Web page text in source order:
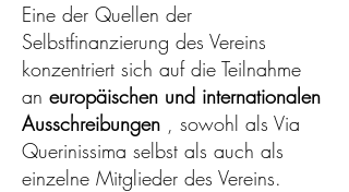
Eine der Quellen der
Selbstfinanzierung des Vereins
konzentriert sich auf die Teilnahme
an europäischen und internationalen
Ausschreibungen , sowohl als Via
Querinissima selbst als auch als
einzelne Mitglieder des Vereins.